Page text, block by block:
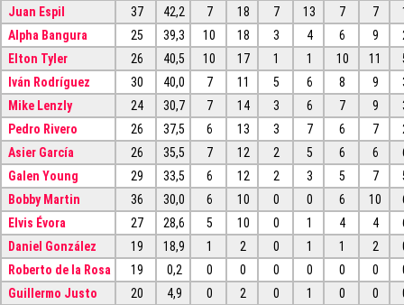
Juan Espil 37 42,2 7 18 7 13 7 7
Alpha Bangura
25 39,3 10 18 3 4 6 9
Elton Tyler
26 40,5 10 17 1 1 10 11
Iván Rodríguez
30 40,0 7 11 5 6 8 9
Mike Lenzly
24 30,7 7 14 3 6 7 9
Pedro Rivero
26 37,5 6 13 3 7 6 7
Asier García
26 35,5 7 12 2 5 6 6
Galen Young
29 33,5 6 12 2 3 5 7
Bobby Martin
36 30,0 6 10 0 0 6 10
Elvis Évora
27 28,6 5 10 0 1 4 4
Daniel González
19 18,9 1 2 0 1 1 2
Roberto de la Rosa
19 0,2 0 0 0 0 0 0
Guillermo Justo
20 4,9 0 2 0 1 0 0